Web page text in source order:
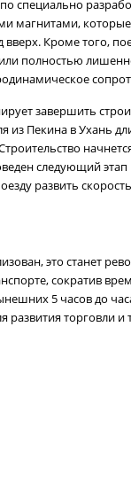
по специально
которые
Кроме того,
полностью
завершить
из Пекина в Ухань
следующий
развить
это станет
сократив
5 часов до
развития торговли и